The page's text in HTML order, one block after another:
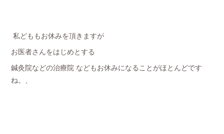
私どももお休みを頂きますが
お医者さんをはじめとする
鍼灸院などの治療院 などもお休みになることがほとんどです
ね。、